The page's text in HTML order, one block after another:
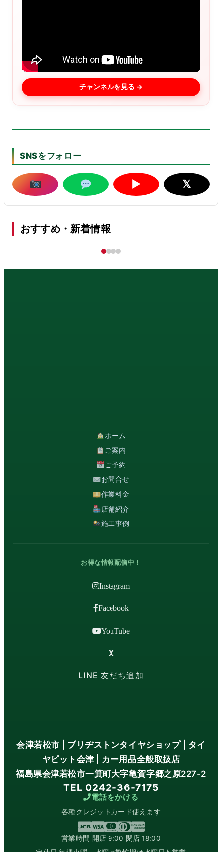
SNSをフォロー
▶ 𝕏
チャンネルを見る →
おすすめ・新着情報
【夏】タイヤ点検で燃費と安全をチェック
ホーム
ご案内
ご予約
お問合せ
作業料金
店舗紹介
施工事例
お得な情報配信中！
Instagram
Facebook
YouTube
X
LINE 友だち追加
会津若松市 | ブリヂストンタイヤショップ | タイ
ヤピット会津 | カー用品全般取扱店
福島県会津若松市一箕町大字亀賀字郷之原227-2
TEL 0242-36-7175
電話をかける
各種クレジットカード使えます
営業時間 開店 9:00 閉店 18:00